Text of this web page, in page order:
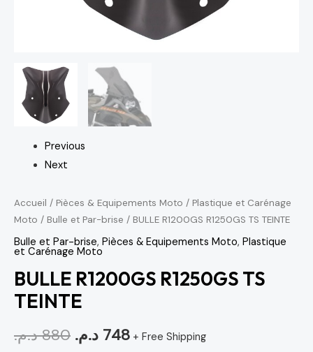
Previous
Next
Accueil / Pièces & Equipements Moto / Plastique et Carénage
Moto / Bulle et Par-brise / BULLE R1200GS R1250GS TS TEINTE
Bulle et Par-brise, Pièces & Equipements Moto, Plastique
et Carénage Moto
BULLE R1200GS R1250GS TS
TEINTE
880 د.م. 748 د.م.
+ Free Shipping